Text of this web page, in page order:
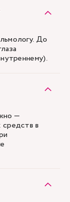
До
—
в